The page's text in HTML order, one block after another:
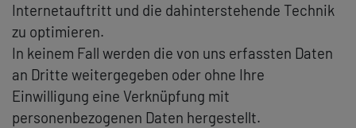
Internetauftritt und die dahinterstehende Technik
zu optimieren.
In keinem Fall werden die von uns erfassten Daten
an Dritte weitergegeben oder ohne Ihre
Einwilligung eine Verknüpfung mit
personenbezogenen Daten hergestellt.